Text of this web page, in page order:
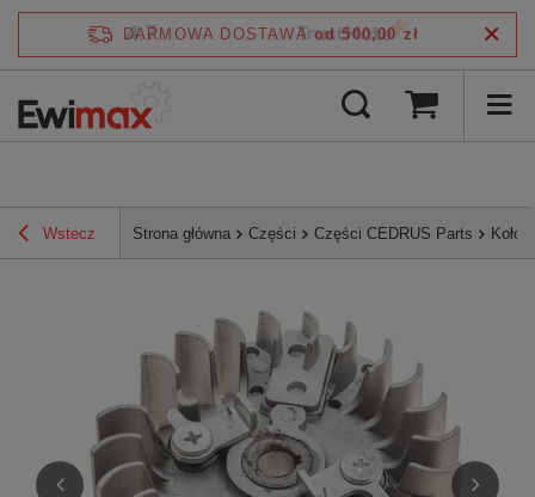
DARMOWA DOSTAWA od 500,00 zł
Wstecz Strona główna Części Części CEDRUS Parts Koło
4.7/5 zweryfikowane przez